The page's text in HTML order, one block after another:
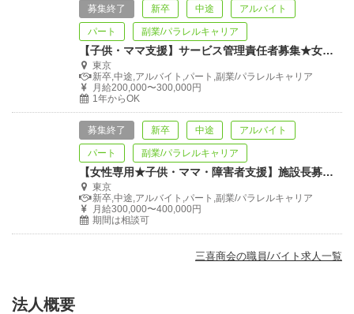
募集終了 新卒 中途 アルバイト
パート 副業/パラレルキャリア
【子供・ママ支援】サービス管理責任者募集★女性専用施設新規開業【住込可・食事付】
東京
新卒,中途,アルバイト,パート,副業/パラレルキャリア
月給200,000〜300,000円
1年からOK
募集終了 新卒 中途 アルバイト
パート 副業/パラレルキャリア
【女性専用★子供・ママ・障害者支援】施設長募集★未経験可【住込み・食事付】
東京
新卒,中途,アルバイト,パート,副業/パラレルキャリア
月給300,000〜400,000円
期間は相談可
三喜商会の職員/バイト求人一覧
法人概要